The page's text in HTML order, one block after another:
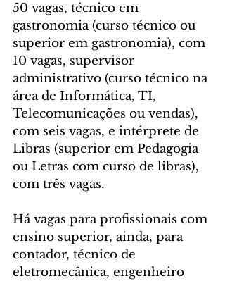
50 vagas, técnico em
gastronomia (curso técnico ou
superior em gastronomia), com
10 vagas, supervisor
administrativo (curso técnico na
área de Informática, TI,
Telecomunicações ou vendas),
com seis vagas, e intérprete de
Libras (superior em Pedagogia
ou Letras com curso de libras),
com três vagas.
Há vagas para profissionais com
ensino superior, ainda, para
contador, técnico de
eletromecânica, engenheiro